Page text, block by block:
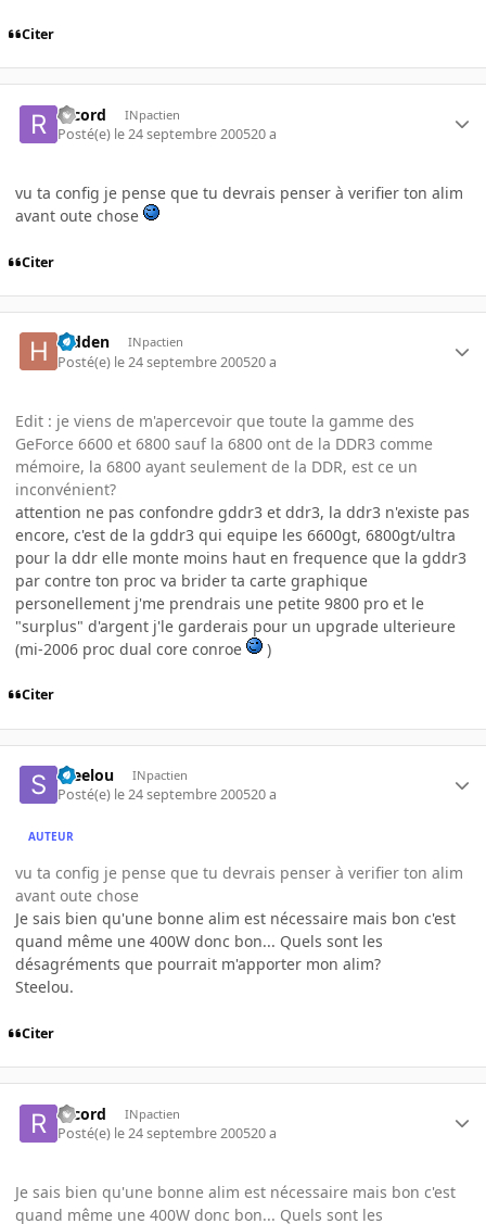
Citer
record INpactien
Posté(e) le 24 septembre 200520 a
vu ta config je pense que tu devrais penser à verifier ton alim
avant oute chose
Citer
hidden INpactien
Posté(e) le 24 septembre 200520 a
Edit : je viens de m'apercevoir que toute la gamme des
GeForce 6600 et 6800 sauf la 6800 ont de la DDR3 comme
mémoire, la 6800 ayant seulement de la DDR, est ce un
inconvénient?
attention ne pas confondre gddr3 et ddr3, la ddr3 n'existe pas
encore, c'est de la gddr3 qui equipe les 6600gt, 6800gt/ultra
pour la ddr elle monte moins haut en frequence que la gddr3
par contre ton proc va brider ta carte graphique
personellement j'me prendrais une petite 9800 pro et le
"surplus" d'argent j'le garderais pour un upgrade ulterieure
(mi-2006 proc dual core conroe
)
Citer
Steelou INpactien
Posté(e) le 24 septembre 200520 a
AUTEUR
vu ta config je pense que tu devrais penser à verifier ton alim
avant oute chose
Je sais bien qu'une bonne alim est nécessaire mais bon c'est
quand même une 400W donc bon... Quels sont les
désagréments que pourrait m'apporter mon alim?
Steelou.
Citer
record INpactien
Posté(e) le 24 septembre 200520 a
Je sais bien qu'une bonne alim est nécessaire mais bon c'est
quand même une 400W donc bon... Quels sont les